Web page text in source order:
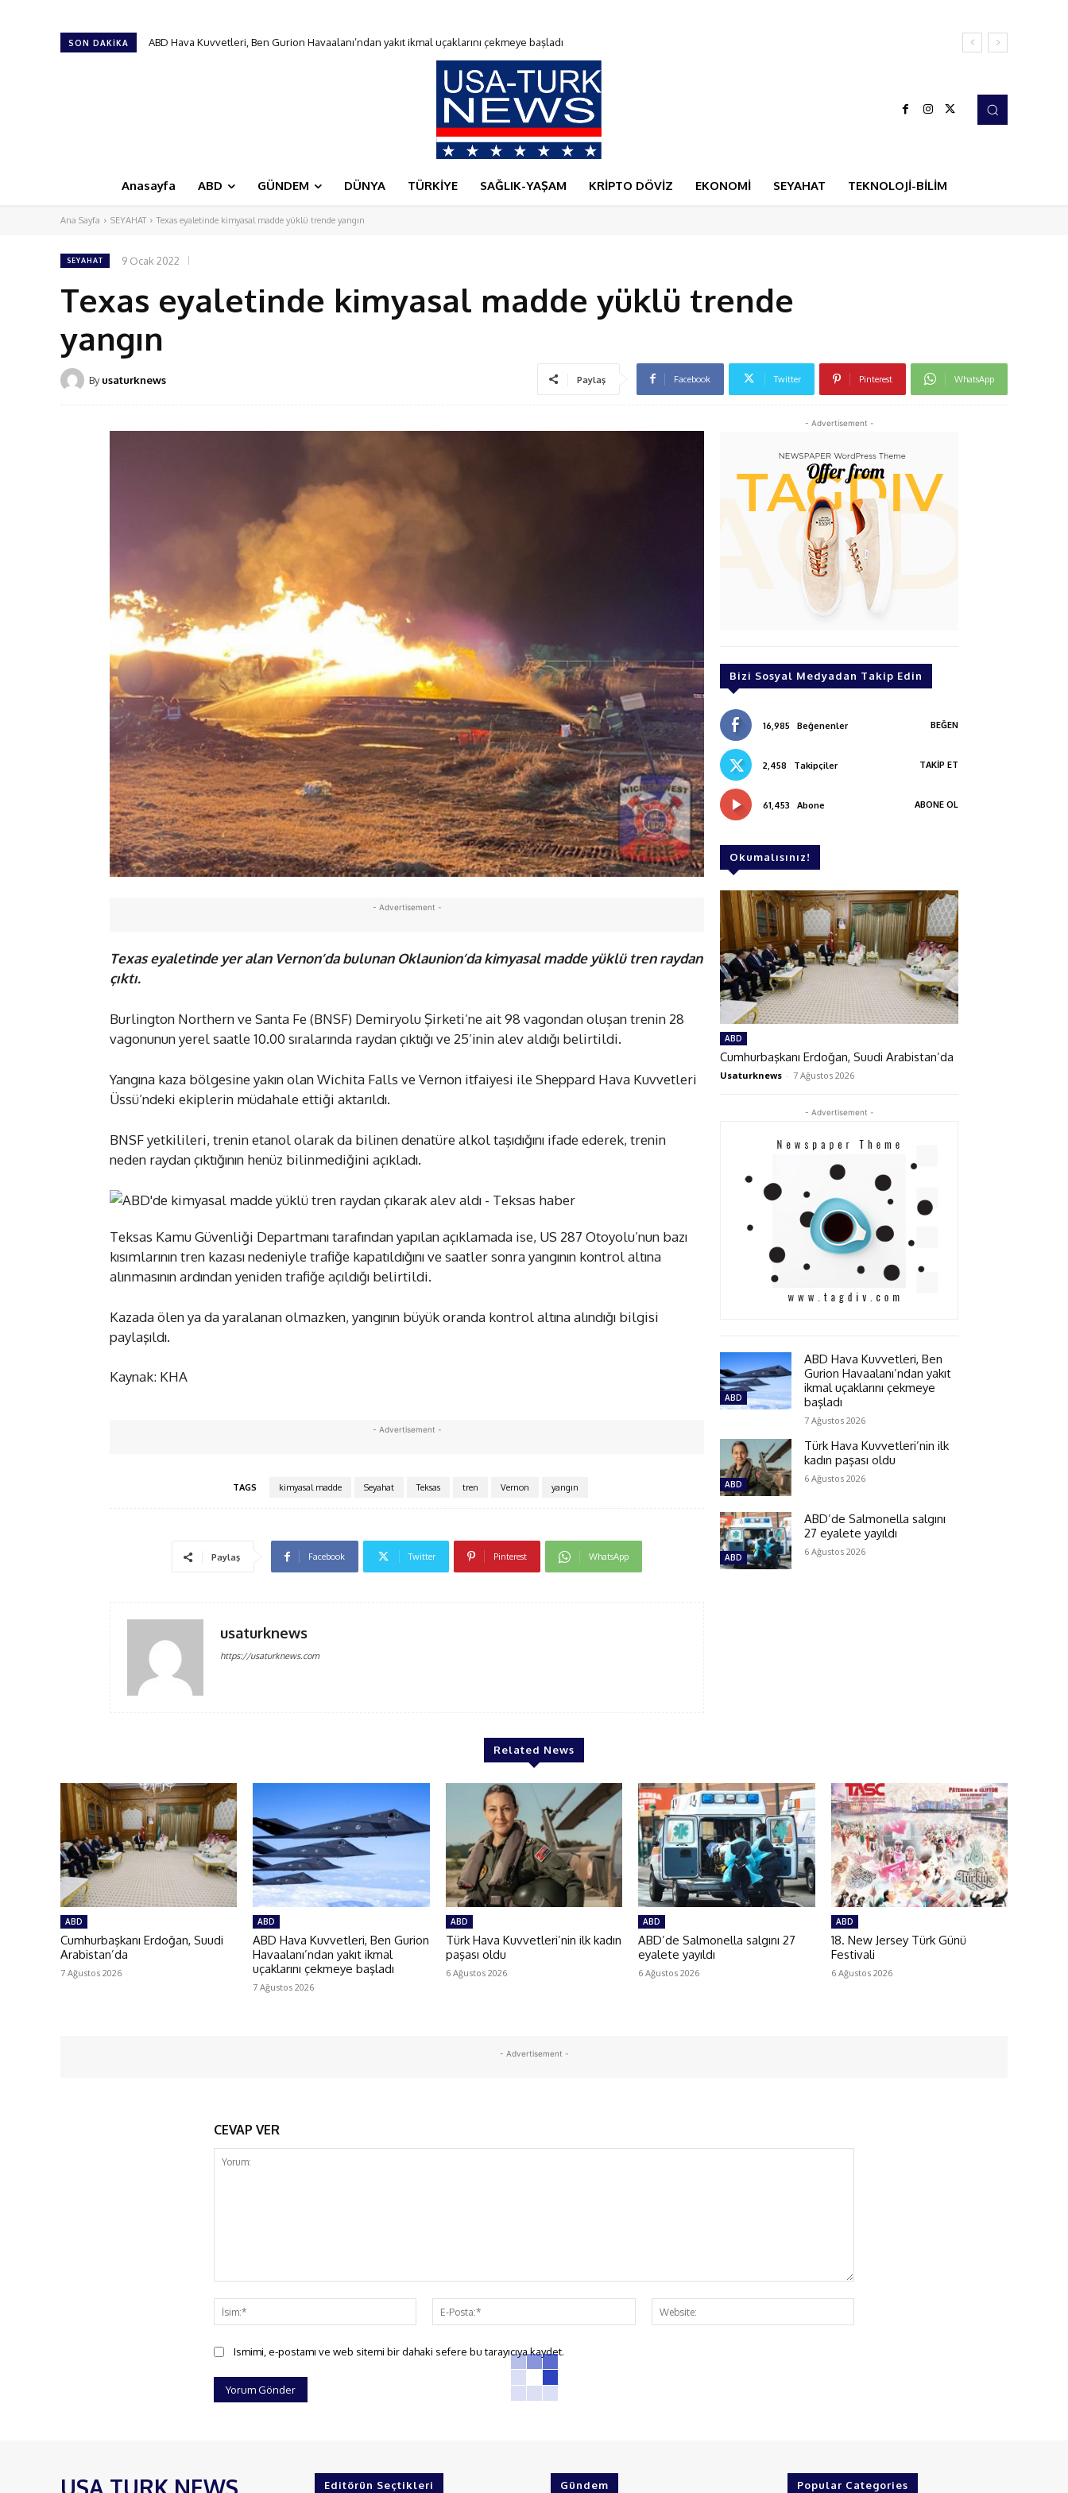
SON DAKIKA Türk Hava Kuvvetleri’nin ilk kadın paşası oldu
Anasayfa ABD GÜNDEM DÜNYA TÜRKİYE SAĞLIK-YAŞAM KRİPTO DÖVİZ EKONOMİ SEYAHAT TEKNOLOJİ-BİLİM
Ana Sayfa SEYAHAT Texas eyaletinde kimyasal madde yüklü trende yangın
SEYAHAT 9 Ocak 2022
Texas eyaletinde kimyasal madde yüklü trende
yangın
By usaturknews Paylaş Facebook Twitter Pinterest WhatsApp
- Advertisement -
Texas eyaletinde yer alan Vernon’da bulunan Oklaunion’da kimyasal madde yüklü tren raydan
çıktı.
Burlington Northern ve Santa Fe (BNSF) Demiryolu Şirketi’ne ait 98 vagondan oluşan trenin 28
vagonunun yerel saatle 10.00 sıralarında raydan çıktığı ve 25’inin alev aldığı belirtildi.
Yangına kaza bölgesine yakın olan Wichita Falls ve Vernon itfaiyesi ile Sheppard Hava Kuvvetleri
Üssü’ndeki ekiplerin müdahale ettiği aktarıldı.
BNSF yetkilileri, trenin etanol olarak da bilinen denatüre alkol taşıdığını ifade ederek, trenin
neden raydan çıktığının henüz bilinmediğini açıkladı.
Teksas Kamu Güvenliği Departmanı tarafından yapılan açıklamada ise, US 287 Otoyolu’nun bazı
kısımlarının tren kazası nedeniyle trafiğe kapatıldığını ve saatler sonra yangının kontrol altına
alınmasının ardından yeniden trafiğe açıldığı belirtildi.
Kazada ölen ya da yaralanan olmazken, yangının büyük oranda kontrol altına alındığı bilgisi
paylaşıldı.
Kaynak: KHA
- Advertisement -
TAGS kimyasal madde Seyahat Teksas tren Vernon yangın
Paylaş Facebook Twitter Pinterest WhatsApp
usaturknews
https://usaturknews.com
- Advertisement -
Bizi Sosyal Medyadan Takip Edin
16,985 Beğenenler BEĞEN
2,458 Takipçiler TAKIP ET
61,453 Abone ABONE OL
Okumalısınız!
ABD
Cumhurbaşkanı Erdoğan, Suudi Arabistan’da
Usaturknews - 7 Ağustos 2026
- Advertisement -
ABD
ABD Hava Kuvvetleri, Ben
Gurion Havaalanı’ndan yakıt
ikmal uçaklarını çekmeye
başladı
7 Ağustos 2026
ABD
Türk Hava Kuvvetleri’nin ilk
kadın paşası oldu
6 Ağustos 2026
ABD
ABD’de Salmonella salgını
27 eyalete yayıldı
6 Ağustos 2026
Related News
ABD
Cumhurbaşkanı Erdoğan, Suudi
Arabistan’da
7 Ağustos 2026
ABD
ABD Hava Kuvvetleri, Ben Gurion
Havaalanı’ndan yakıt ikmal
uçaklarını çekmeye başladı
7 Ağustos 2026
ABD
Türk Hava Kuvvetleri’nin ilk kadın
paşası oldu
6 Ağustos 2026
ABD
ABD’de Salmonella salgını 27
eyalete yayıldı
6 Ağustos 2026
ABD
18. New Jersey Türk Günü
Festivali
6 Ağustos 2026
- Advertisement -
CEVAP VER
İsim:*
Posta:*
Ismimi, e-postamı ve web sitemi bir dahaki sefere bu tarayıcıya kaydet.
USA TURK NEWS Editörün Seçtikleri Gündem Popular Categories